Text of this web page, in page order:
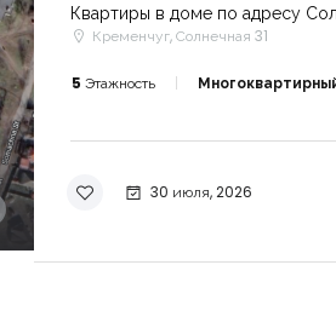
Квартиры в доме по адресу
Кременчуг, Солнечная 31
5 Этажность
30 июля, 2026